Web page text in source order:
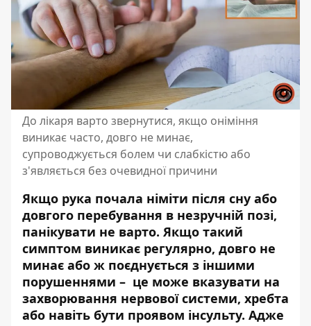
До лікаря варто звернутися, якщо оніміння
виникає часто, довго не минає,
супроводжується болем чи слабкістю або
з'являється без очевидної причини
Якщо рука почала німіти після сну або
довгого перебування в незручній позі,
панікувати не варто. Якщо такий
симптом виникає регулярно, довго не
минає або ж поєднується з іншими
порушеннями – це може вказувати на
захворювання нервової системи, хребта
або навіть бути проявом інсульту. Адже